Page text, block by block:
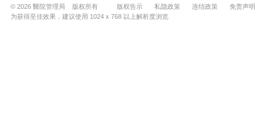
© 2026 醫院管理局 版权所有 版权告示 私隐政策 连结政策
免责声明
为获得至佳效果，建议使用 1024 x 768 以上解析度浏览